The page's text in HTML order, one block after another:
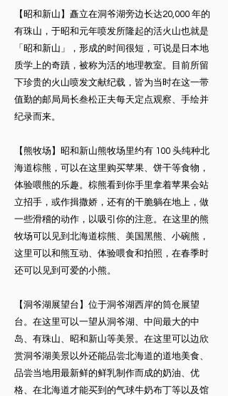
【昭和新山】矗立在洞爷湖旁边长达20,000 年的
有珠山，于昭和元年喷发所隆起的活火山也就是
「昭和新山」，形成的时间很短，可说是日本地
质学上的奇蹟，被称为活的地理教室。目前所留
下珍贵的火山喷发文献纪载，皆为当时在这一带
值勤的邮局局长叁松正夫每天定点观察、手绘并
纪录而来。
【熊牧场】昭和新山熊牧场里约有 100 头纯种北
海道棕熊，可以在这里购买苹果、饼干等食物，
体验喂熊的乐趣。棕熊看到你手里拿着苹果会站
立招手，或作揖撒娇，还有的干脆躺在地上，做
一些滑稽的动作，以吸引你的注意。在这里的熊
牧场可以见到北海道棕熊、美国黑熊、小碗熊，
这里可以和熊互动、体验喂食和拍照，在春季时
还可以见到可爱的小熊。
【洞爷湖展望台】位于洞爷湖西岸的筒仓展望
台。在这里可以一望从洞爷湖、中间最大的中
岛、有珠山、昭和新山等美景。在这里可以边欣
赏洞爷湖美景以外还能品尝北海道的道地美食、
品尝当地用最新鲜的鲜乳制作而成的奶油、优
格、在北海道才能买到的气球牛奶布丁等以及馆